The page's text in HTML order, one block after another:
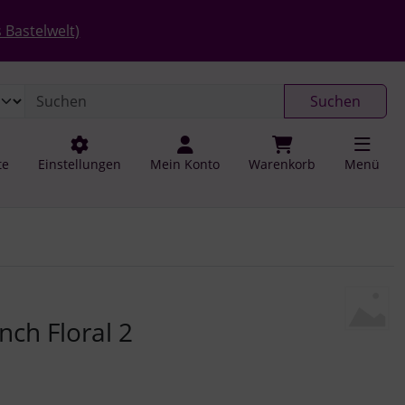
Bastelwelt)
Suchen
Einstellungen Mein Konto Warenkorb Menü
Floral 2
Zum Vergrößern klicken Sie auf das Bild.